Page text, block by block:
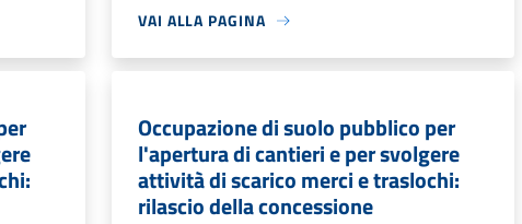
VAI ALLA PAGINA
Occupazione di suolo pubblico per
l'apertura di cantieri e per svolgere
attività di scarico merci e traslochi:
rilascio della concessione